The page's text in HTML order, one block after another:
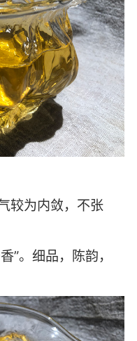
较为内敛，不张
”。细品，陈韵，